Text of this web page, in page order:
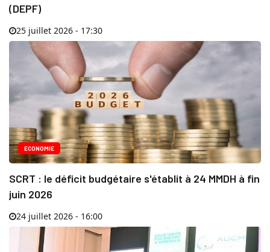
(DEPF)
25 juillet 2026 - 17:30
ECONOMIE
SCRT : le déficit budgétaire s'établit à 24 MMDH à fin
juin 2026
24 juillet 2026 - 16:00